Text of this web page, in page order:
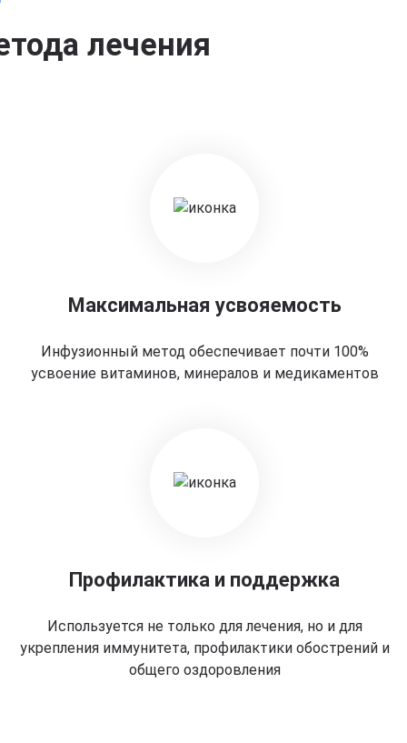
лечения
Максимальная усвояемость
Инфузионный метод обеспечивает почти 100%
усвоение витаминов, минералов и медикаментов
Профилактика и поддержка
Используется не только для лечения, но и для
укрепления иммунитета, профилактики обострений и
общего оздоровления